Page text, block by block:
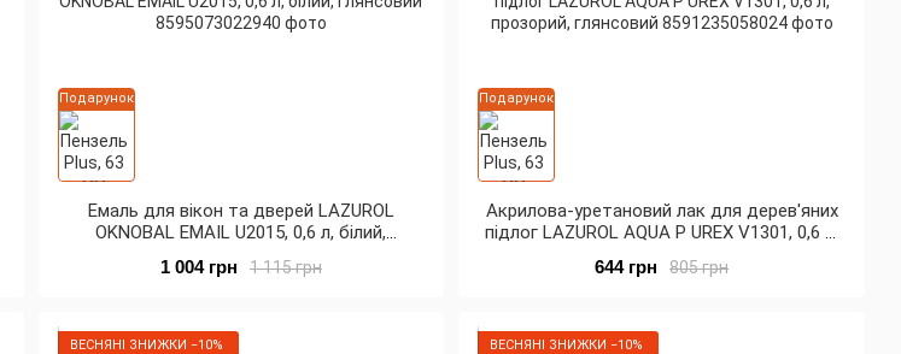
Подарунок
Емаль для вікон та дверей LAZUROL
OKNOBAL EMAIL U2015, 0,6 л, білий,
1 115 грн
1 004 грн
Подарунок
Акрилова-уретановий лак для дерев'яних
підлог LAZUROL AQUA P UREX V1301, 0,6 л,
805 грн
644 грн
ВЕСНЯНІ ЗНИЖКИ −10% ВЕСНЯНІ ЗНИЖКИ −10%